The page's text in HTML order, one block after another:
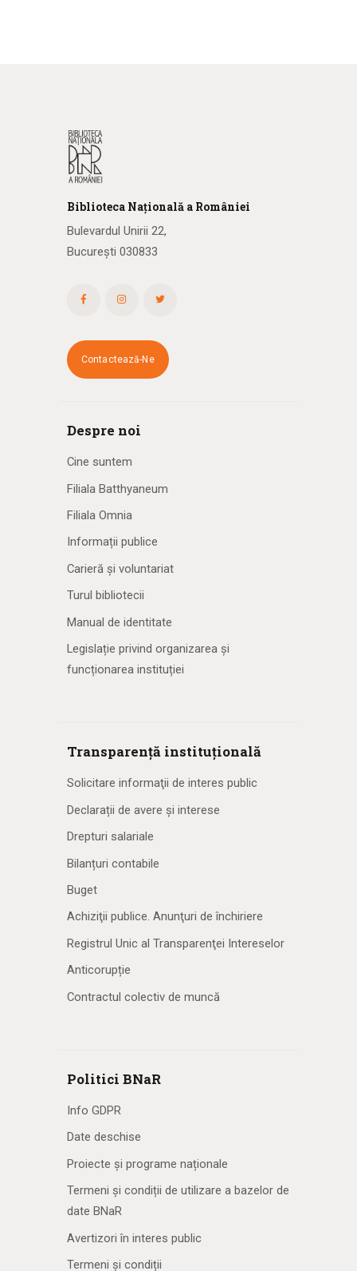
Biblioteca Națională a României
Bulevardul Unirii 22,
București 030833
Contactează-Ne
Despre noi
Cine suntem
Filiala Batthyaneum
Filiala Omnia
Informații publice
Carieră și voluntariat
Turul bibliotecii
Manual de identitate
Legislație privind organizarea și
funcționarea instituției
Transparență instituțională
Solicitare informaţii de interes public
Declarații de avere și interese
Drepturi salariale
Bilanțuri contabile
Buget
Achiziţii publice. Anunţuri de închiriere
Registrul Unic al Transparenţei Intereselor
Anticorupție
Contractul colectiv de muncă
Politici BNaR
Info GDPR
Date deschise
Proiecte și programe naționale
Termeni și condiții de utilizare a bazelor de
date BNaR
Avertizori în interes public
Termeni și condiții